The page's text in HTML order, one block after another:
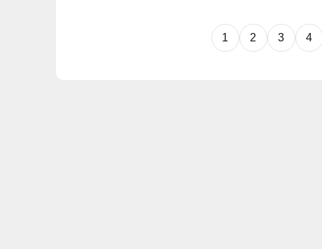
1 2 3 4